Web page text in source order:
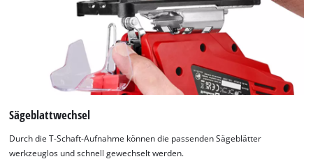
Sägeblattwechsel
Durch die T-Schaft-Aufnahme können die passenden Sägeblätter
werkzeuglos und schnell gewechselt werden.